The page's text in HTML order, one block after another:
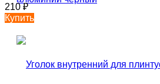
210₽
Купить